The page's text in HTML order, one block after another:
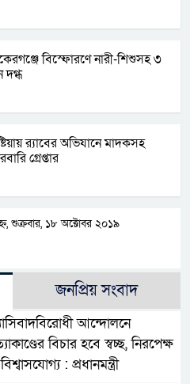
বিস্ফোরণে নারী-শিশুসহ ৩
দগ্ধ
র‌্যাবের অভিযানে মাদকসহ
গ্রেপ্তার
শুক্রবার, ১৮ অক্টোবর ২০১৯
জনপ্রিয় সংবাদ
আন্দোলনে
বিচার হবে স্বচ্ছ, নিরপেক্ষ
: প্রধানমন্ত্রী